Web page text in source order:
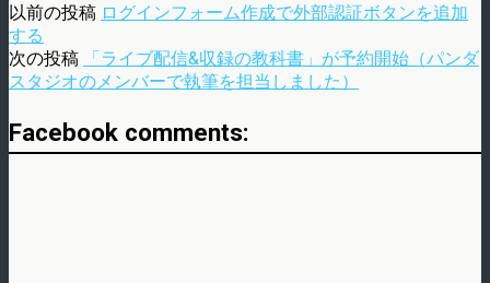
以前の投稿 ログインフォーム作成で外部認証ボタンを追加
する
次の投稿
「ライブ配信&収録の教科書」が予約開始（パンダ
スタジオのメンバーで執筆を担当しました）
Facebook comments: